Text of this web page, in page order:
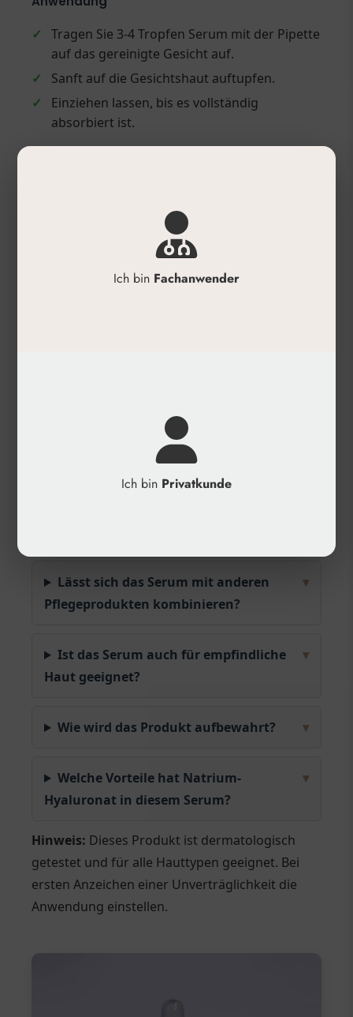
✓
Tragen Sie 3-4 Tropfen Serum mit der Pipette
auf das gereinigte Gesicht auf.
✓
Sanft auf die Gesichtshaut auftupfen.
✓
Einziehen lassen, bis es vollständig
absorbiert ist.
Anwendungsbereich: Gesicht
Wirkung: Lifting, Anti-Aging, Leuchtkraft
vegan, tierversuchsfrei
▾
Lässt sich das Serum mit anderen
Pflegeprodukten kombinieren?
▾
Ist das Serum auch für empfindliche
Haut geeignet?
▾
Wie wird das Produkt aufbewahrt?
▾
Welche Vorteile hat Natrium-
Hyaluronat in diesem Serum?
Hinweis: Dieses Produkt ist dermatologisch
getestet und für alle Hauttypen geeignet. Bei
ersten Anzeichen einer Unverträglichkeit die
Anwendung einstellen.
Ich bin Fachanwender
Ich bin Privatkunde